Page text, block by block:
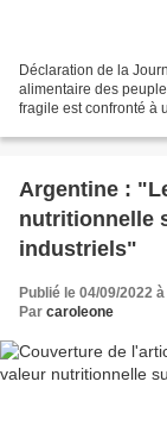
Déclaration de la
alimentaire des
fragile est confronté à
Argentine :
nutritionnelle
industriels"
Publié le 04/09/2022
Par caroleone